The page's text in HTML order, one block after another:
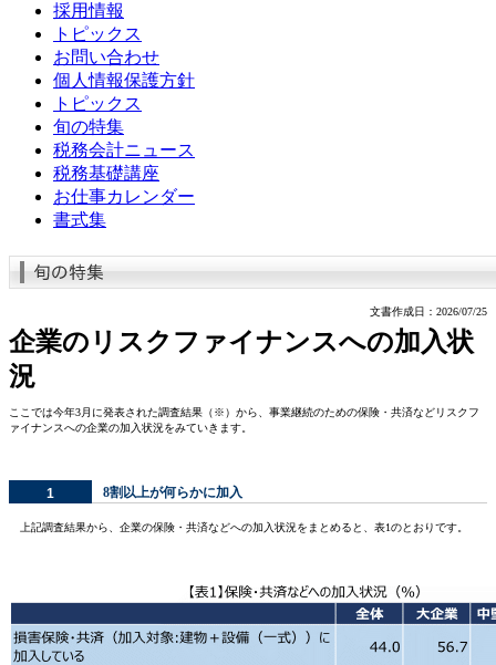
採用情報
トピックス
お問い合わせ
個人情報保護方針
トピックス
旬の特集
税務会計ニュース
税務基礎講座
お仕事カレンダー
書式集
文書作成日：2026/07/25
企業のリスクファイナンスへの加入状
況
ここでは今年3月に発表された調査結果（※）から、事業継続のための保険・共済などリスクフ
ァイナンスへの企業の加入状況をみていきます。
1 8割以上が何らかに加入
上記調査結果から、企業の保険・共済などへの加入状況をまとめると、表1のとおりです。